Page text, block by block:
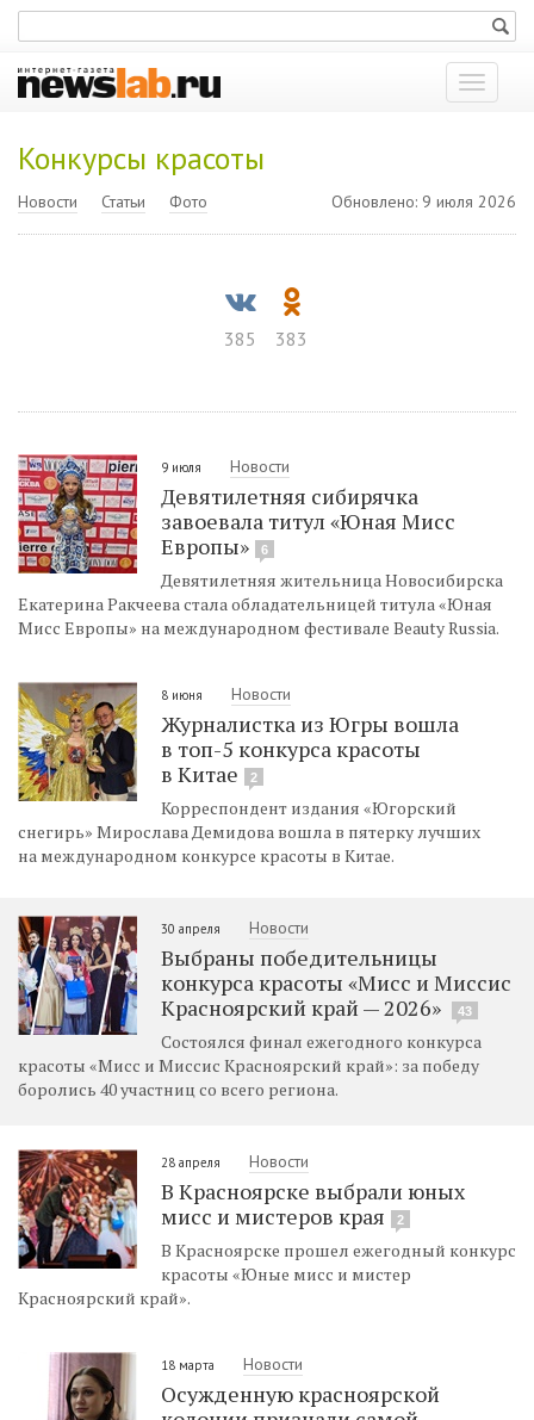
Показать
меню
Конкурсы красоты
Новости Статьи Фото Обновлено: 9 июля 2026
385 383
9 июля Новости
Девятилетняя сибирячка
завоевала титул «Юная Мисс
Европы»
6
Девятилетняя жительница Новосибирска
Екатерина Ракчеева стала обладательницей титула «Юная
Мисс Европы» на международном фестивале Beauty Russia.
8 июня Новости
Журналистка из Югры вошла
в топ-5 конкурса красоты
в Китае
2
Корреспондент издания «Югорский
снегирь» Мирослава Демидова вошла в пятерку лучших
на международном конкурсе красоты в Китае.
30 апреля Новости
Выбраны победительницы
конкурса красоты «Мисс и Миссис
Красноярский край — 2026»
43
Состоялся финал ежегодного конкурса
красоты «Мисс и Миссис Красноярский край»: за победу
боролись 40 участниц со всего региона.
28 апреля Новости
В Красноярске выбрали юных
мисс и мистеров края
2
В Красноярске прошел ежегодный конкурс
красоты «Юные мисс и мистер
Красноярский край».
18 марта Новости
Осужденную красноярской